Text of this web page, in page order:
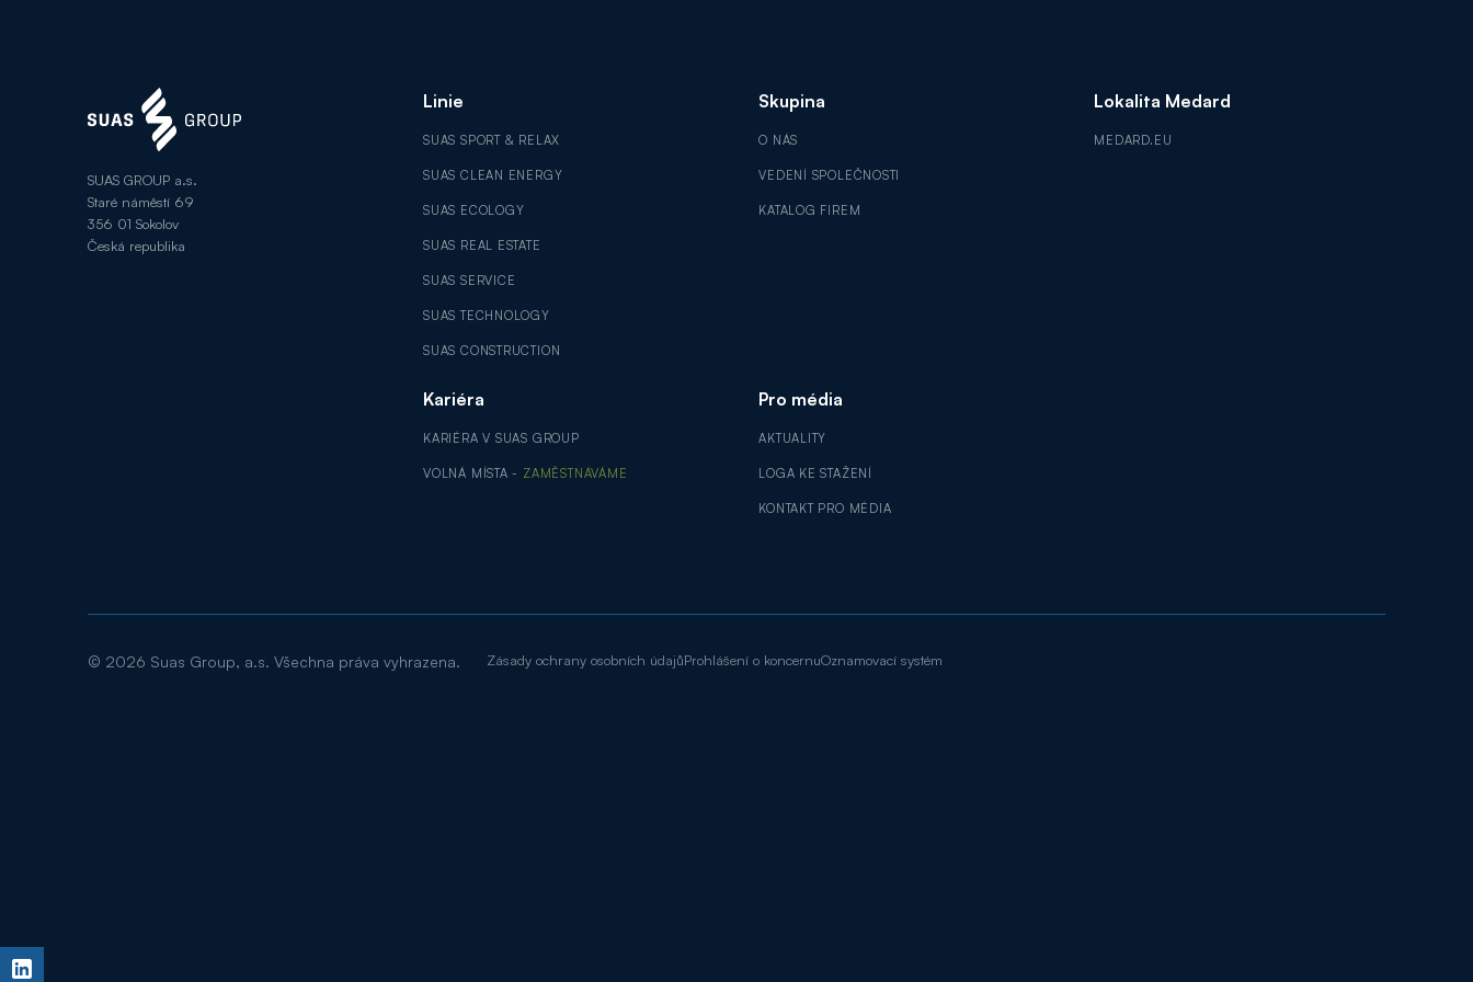
SUAS GROUP a.s.
Staré náměstí 69
356 01 Sokolov
Česká republika
Linie
SUAS SPORT & RELAX
SUAS CLEAN ENERGY
SUAS ECOLOGY
SUAS REAL ESTATE
SUAS SERVICE
SUAS TECHNOLOGY
SUAS CONSTRUCTION
Skupina
O NÁS
VEDENÍ SPOLEČNOSTI
KATALOG FIREM
Lokalita Medard
MEDARD.EU
Kariéra
KARIÉRA V SUAS GROUP
VOLNÁ MÍSTA - ZAMĚSTNÁVÁME
Pro média
AKTUALITY
LOGA KE STAŽENÍ
KONTAKT PRO MÉDIA
© 2026 Suas Group, a.s. Všechna práva vyhrazena. Zásady ochrany osobních údajůProhlášení o koncernuOznamovací systém